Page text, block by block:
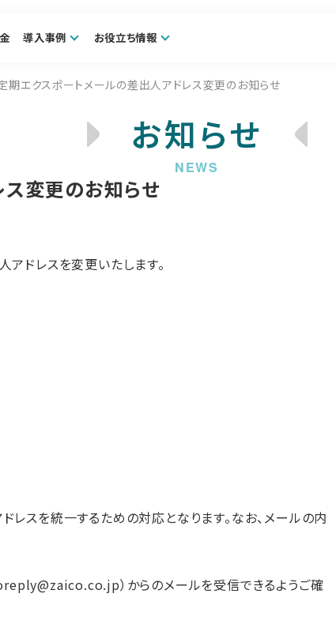
導入事例 お役立ち情報
期エクスポートメールの差出人アドレス変更のお知らせ
お知らせ
変更のお知らせ
ドレスを変更いたします。
スを統一するための対応となります。なお、メールの内
）からのメールを受信できるようご確